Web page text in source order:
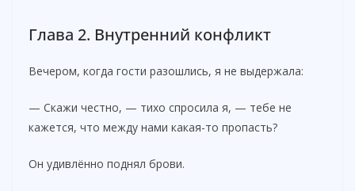
Глава 2. Внутренний конфликт
Вечером, когда гости разошлись, я не выдержала:
— Скажи честно, — тихо спросила я, — тебе не
кажется, что между нами какая-то пропасть?
Он удивлённо поднял брови.